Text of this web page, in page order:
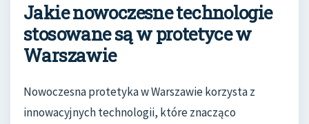
Jakie nowoczesne technologie
stosowane są w protetyce w
Warszawie
Nowoczesna protetyka w Warszawie korzysta z
innowacyjnych technologii, które znacząco